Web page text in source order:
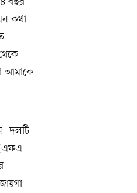
কথা
আমাকে
দলটি
(এফএ